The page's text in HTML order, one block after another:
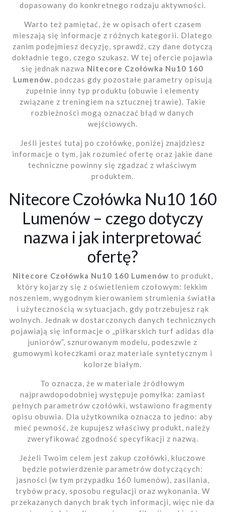
dopasowany do konkretnego rodzaju aktywności.
Warto też pamiętać, że w opisach ofert czasem
mieszają się informacje z różnych kategorii. Dlatego
zanim podejmiesz decyzję, sprawdź, czy dane dotyczą
dokładnie tego, czego szukasz. W tej ofercie pojawia
się jednak nazwa Nitecore Czołówka Nu10 160
Lumenów, podczas gdy pozostałe parametry opisują
zupełnie inny typ produktu (obuwie i elementy
związane z treningiem na sztucznej trawie). Takie
rozbieżności mogą oznaczać błąd w danych
wejściowych.
Jeśli jesteś tutaj po czołówkę, poniżej znajdziesz
informacje o tym, jak rozumieć ofertę oraz jakie dane
techniczne powinny się zgadzać z właściwym
produktem.
Nitecore Czołówka Nu10 160
Lumenów – czego dotyczy
nazwa i jak interpretować
ofertę?
Nitecore Czołówka Nu10 160 Lumenów to produkt,
który kojarzy się z oświetleniem czołowym: lekkim
noszeniem, wygodnym kierowaniem strumienia światła
i użytecznością w sytuacjach, gdy potrzebujesz rąk
wolnych. Jednak w dostarczonych danych technicznych
pojawiają się informacje o „piłkarskich turf adidas dla
juniorów”, sznurowanym modelu, podeszwie z
gumowymi kołeczkami oraz materiale syntetycznym i
kolorze białym.
To oznacza, że w materiale źródłowym
najprawdopodobniej występuje pomyłka: zamiast
pełnych parametrów czołówki, wstawiono fragmenty
opisu obuwia. Dla użytkownika oznacza to jedno: aby
mieć pewność, że kupujesz właściwy produkt, należy
zweryfikować zgodność specyfikacji z nazwą.
Jeżeli Twoim celem jest zakup czołówki, kluczowe
będzie potwierdzenie parametrów dotyczących:
jasności (w tym przypadku 160 lumenów), zasilania,
trybów pracy, sposobu regulacji oraz wykonania. W
przekazanych danych brak tych informacji, więc nie da